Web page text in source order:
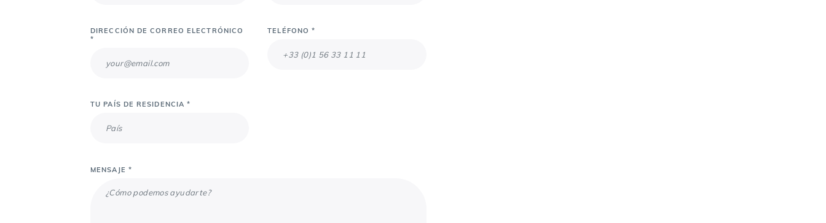
DIRECCIÓN DE CORREO ELECTRÓNICO
*
TELÉFONO *
TU PAÍS DE RESIDENCIA *
MENSAJE *